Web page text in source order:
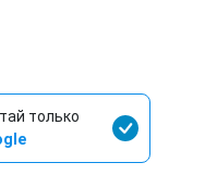
только